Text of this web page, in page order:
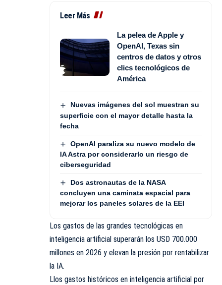
Leer Más
La pelea de Apple y
OpenAI, Texas sin
centros de datos y otros
clics tecnológicos de
América
Nuevas imágenes del sol muestran su
superficie con el mayor detalle hasta la
fecha
OpenAI paraliza su nuevo modelo de
IA Astra por considerarlo un riesgo de
ciberseguridad
Dos astronautas de la NASA
concluyen una caminata espacial para
mejorar los paneles solares de la EEI
Los gastos de las grandes tecnológicas en
inteligencia artificial superarán los USD 700.000
millones en 2026 y elevan la presión por rentabilizar
la IA.
Llos gastos históricos en inteligencia artificial por